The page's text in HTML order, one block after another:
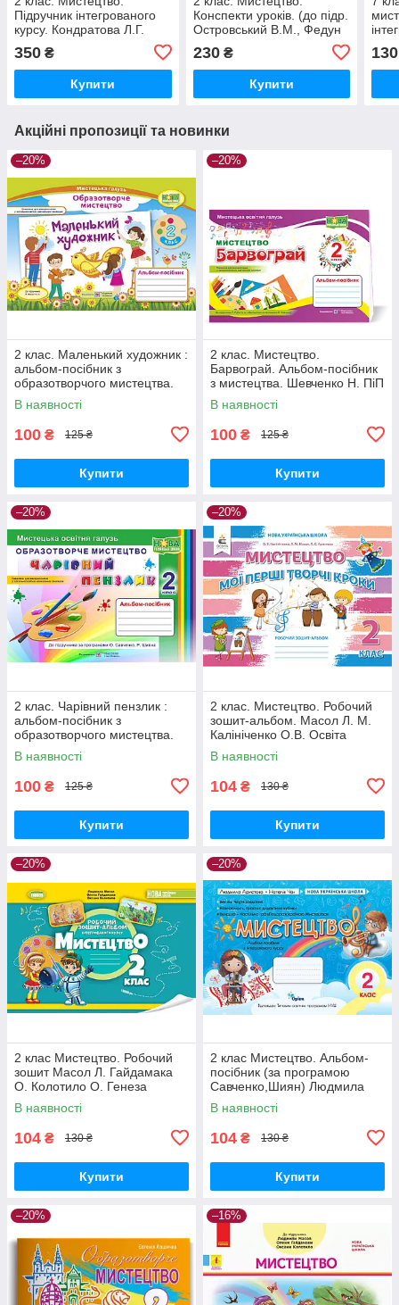
Підручник інтегрованого
курсу. Кондратова Л.Г.
350 ₴
Купити
Конспекти уроків. (до підр.
Островський В.М., Федун
230₴
Купити
130
Акційні пропозиції та новинки
–20%
2 клас. Маленький художник :
альбом-посібник з
образотворчого мистецтва.
Демчак С.,Чернявська Т. ПіП
В наявності
100 ₴ 125 ₴
Купити
–20%
2 клас. Мистецтво.
Барвограй. Альбом-посібник
з мистецтва. Шевченко Н. ПіП
В наявності
100 ₴ 125 ₴
Купити
–20%
2 клас. Чарівний пензлик :
альбом-посібник з
образотворчого мистецтва.
Копитіна Н., Бровченко А. ПіП
В наявності
100 ₴ 125 ₴
Купити
–20%
2 клас. Мистецтво. Робочий
зошит-альбом. Масол Л. М.
Калініченко О.В. Освіта
В наявності
104 ₴ 130 ₴
Купити
–20%
2 клас Мистецтво. Робочий
зошит Масол Л. Гайдамака
О. Колотило О. Генеза
В наявності
104 ₴ 130 ₴
Купити
–20%
2 клас Мистецтво. Альбом-
посібник (за програмою
Савченко,Шиян) Людмила
Аристова, Наталія Чєн Оріон
В наявності
104 ₴ 130 ₴
Купити
–20% –16%